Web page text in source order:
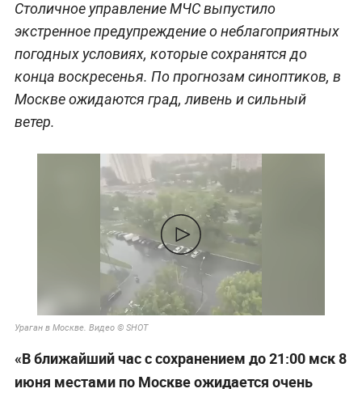
Столичное управление МЧС выпустило
экстренное предупреждение о неблагоприятных
погодных условиях, которые сохранятся до
конца воскресенья. По прогнозам синоптиков, в
Москве ожидаются град, ливень и сильный
ветер.
Ураган в Москве. Видео © SHOT
«В ближайший час с сохранением до 21:00 мск 8
июня местами по Москве ожидается очень